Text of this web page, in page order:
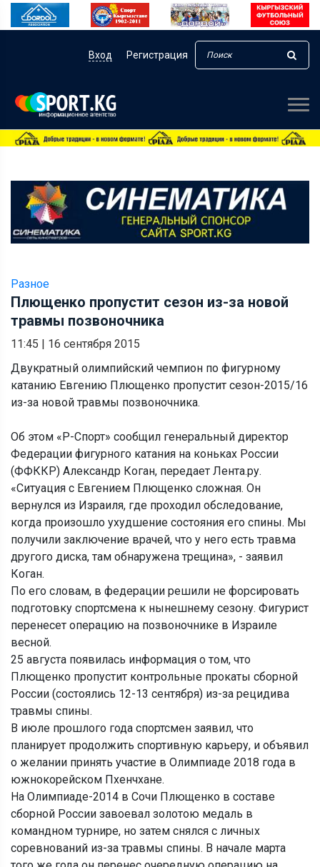
Вход Регистрация
Разное
Плющенко пропустит сезон из-за новой
травмы позвоночника
11:45 | 16 сентября 2015
Двукратный олимпийский чемпион по фигурному
катанию Евгению Плющенко пропустит сезон-2015/16
из-за новой травмы позвоночника.
Об этом «Р-Спорт» сообщил генеральный директор
Федерации фигурного катания на коньках России
(ФФККР) Александр Коган, передает Лента.ру.
«Ситуация с Евгением Плющенко сложная. Он
вернулся из Израиля, где проходил обследование,
когда произошло ухудшение состояния его спины. Мы
получили заключение врачей, что у него есть травма
другого диска, там обнаружена трещина», - заявил
Коган.
По его словам, в федерации решили не форсировать
подготовку спортсмена к нынешнему сезону. Фигурист
перенесет операцию на позвоночнике в Израиле
весной.
25 августа появилась информация о том, что
Плющенко пропустит контрольные прокаты сборной
России (состоялись 12-13 сентября) из-за рецидива
травмы спины.
В июле прошлого года спортсмен заявил, что
планирует продолжить спортивную карьеру, и объявил
о желании принять участие в Олимпиаде 2018 года в
южнокорейском Пхенчхане.
На Олимпиаде-2014 в Сочи Плющенко в составе
сборной России завоевал золотою медаль в
командном турнире, но затем снялся с личных
соревнований из-за травмы спины. В начале марта